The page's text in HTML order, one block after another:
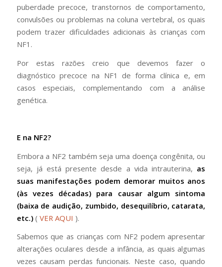
puberdade precoce, transtornos de comportamento,
convulsões ou problemas na coluna vertebral, os quais
podem trazer dificuldades adicionais às crianças com
NF1.
Por estas razões creio que devemos fazer o
diagnóstico precoce na NF1 de forma clínica e, em
casos especiais, complementando com a análise
genética.
E na NF2?
Embora a NF2 também seja uma doença congênita, ou
seja, já está presente desde a vida intrauterina, as
suas manifestações podem demorar muitos anos
(às vezes décadas) para causar algum sintoma
(baixa de audição, zumbido, desequilíbrio, catarata,
etc.)( VER AQUI ).
Sabemos que as crianças com NF2 podem apresentar
alterações oculares desde a infância, as quais algumas
vezes causam perdas funcionais. Neste caso, quando